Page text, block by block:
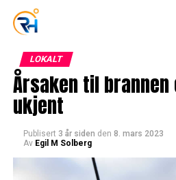
LOKALT
Årsaken til
ukjent
Publisert 3 år siden den 8. mars 2023
Av Egil M Solberg